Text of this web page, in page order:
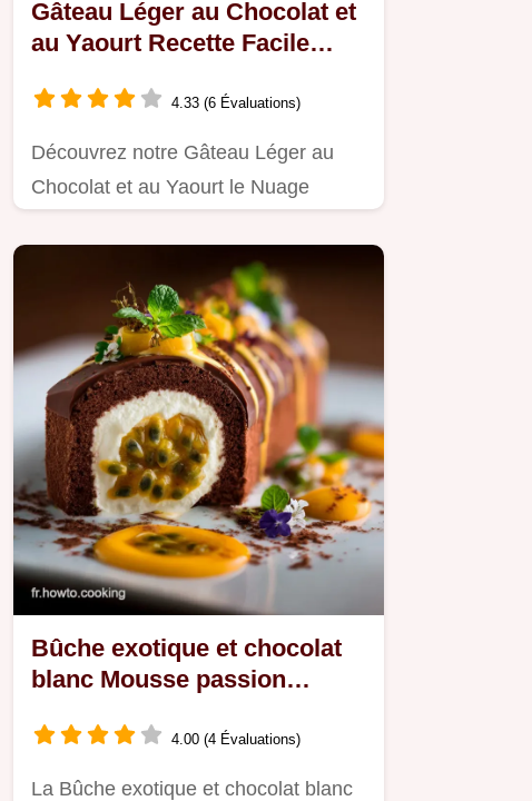
Gâteau Léger au Chocolat et
au Yaourt Recette Facile
4.33 (6 Évaluations)
Découvrez notre Gâteau Léger au
Chocolat et au Yaourt le Nuage
Bûche exotique et chocolat
blanc Mousse passion
4.00 (4 Évaluations)
La Bûche exotique et chocolat blanc